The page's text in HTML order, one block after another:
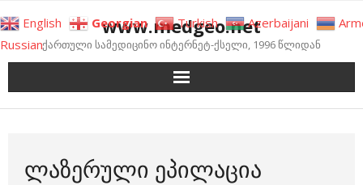
to
content
www.medgeo.net
ქართული სამედიცინო ინტერნეტ-ქსელი, 1996 წლიდან
ᲚᲐᲖᲔᲠᲣᲚᲘ ᲔᲞᲘᲚᲐᲪᲘᲐ
English Georgian Turkish Azerbaijani
Russian